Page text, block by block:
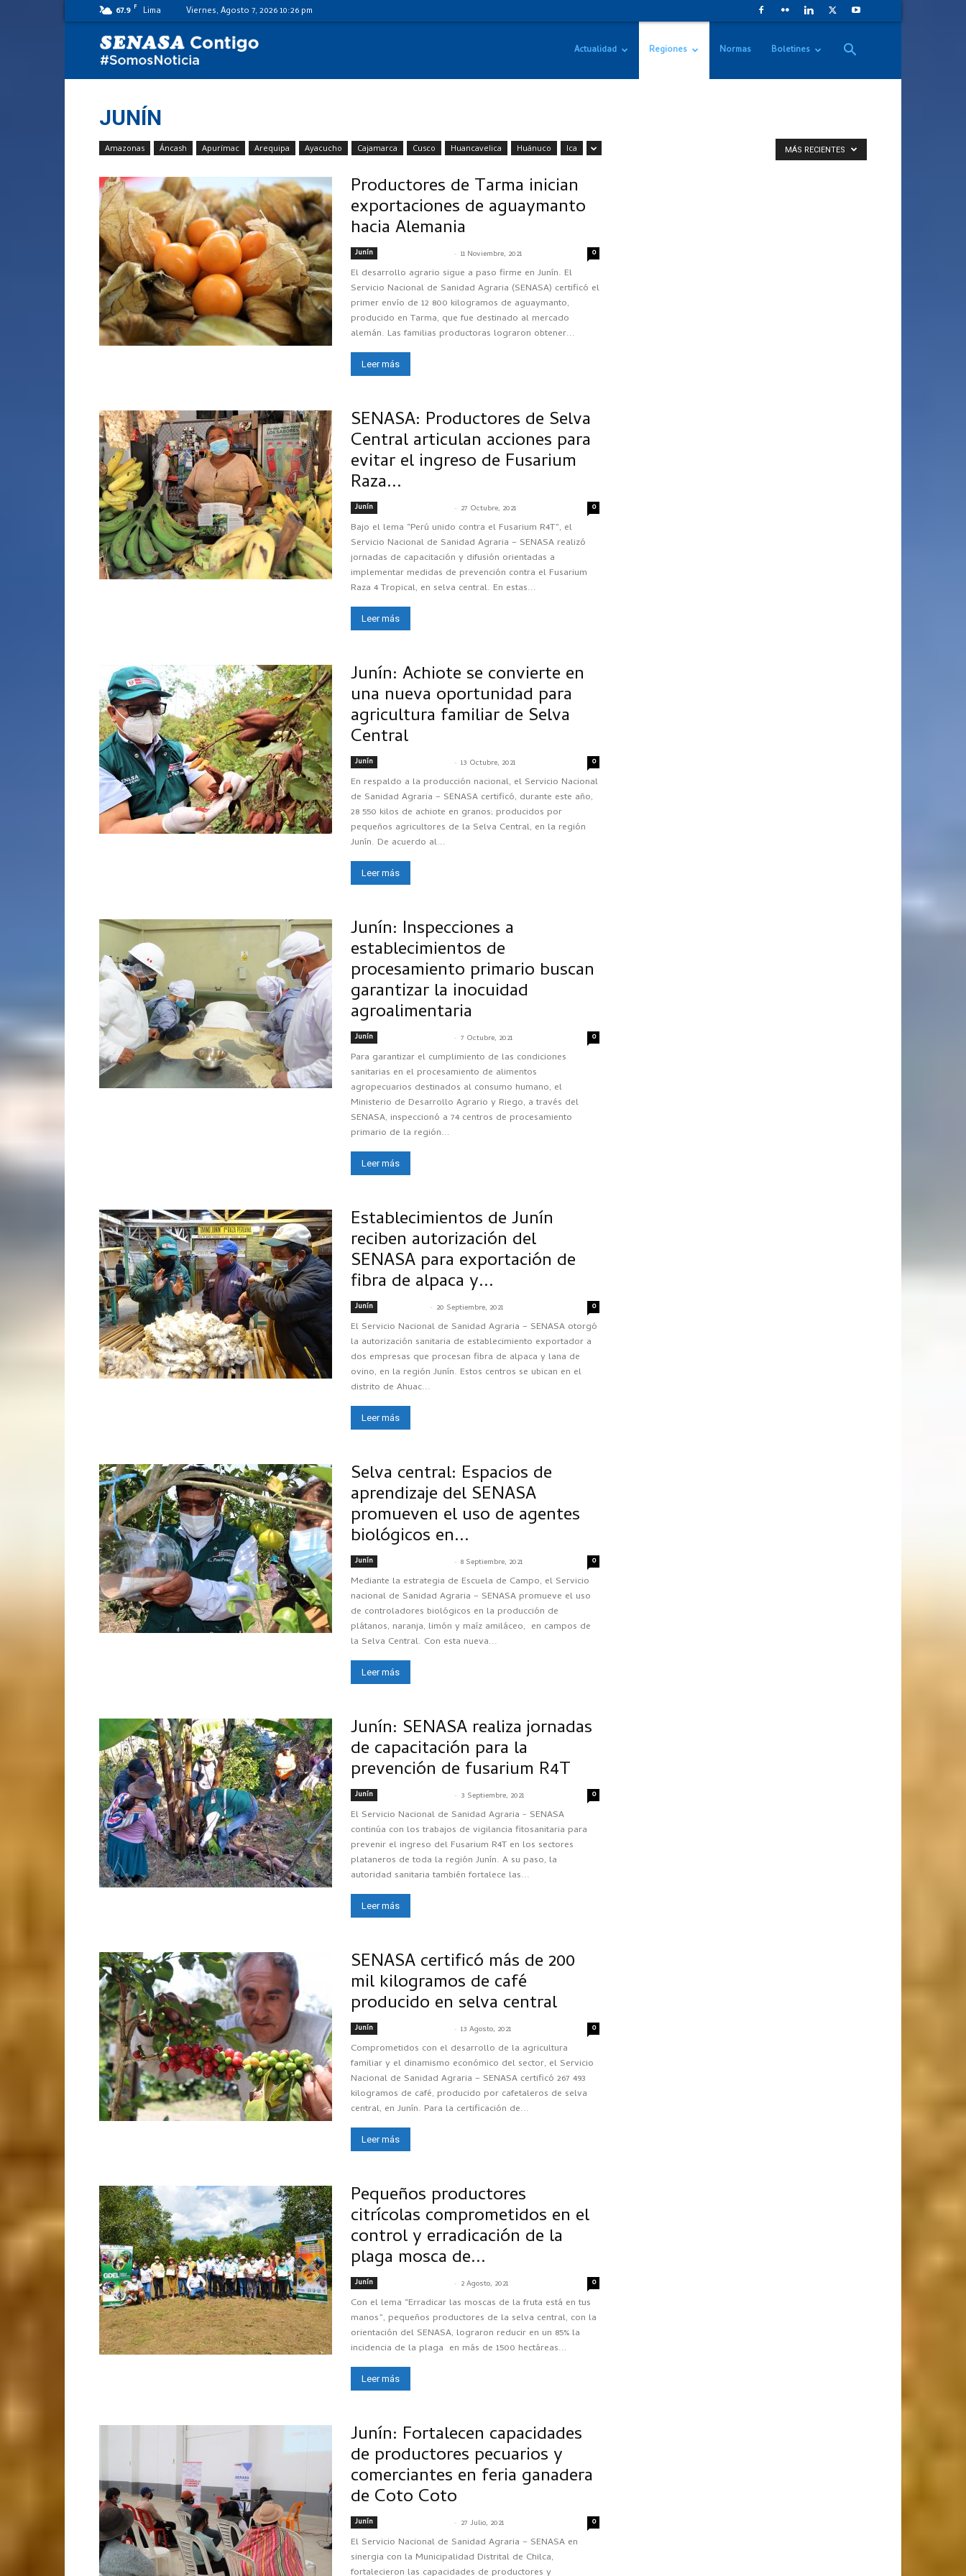
67.9 F Lima Viernes, Agosto 7, 2026 10:26 pm
Actualidad Regiones Normas Boletines
JUNÍN
Amazonas Áncash Apurímac Arequipa Ayacucho Cajamarca Cusco Huancavelica Huánuco Ica MÁS RECIENTES
Productores de Tarma inician
exportaciones de aguaymanto
hacia Alemania
Junín - 11 Noviembre, 2021 0
El desarrollo agrario sigue a paso firme en Junín. El
Servicio Nacional de Sanidad Agraria (SENASA) certificó el
primer envío de 12 800 kilogramos de aguaymanto,
producido en Tarma, que fue destinado al mercado
alemán. Las familias productoras lograron obtener...
Leer más
SENASA: Productores de Selva
Central articulan acciones para
evitar el ingreso de Fusarium
Raza...
Junín - 27 Octubre, 2021 0
Bajo el lema “Perú unido contra el Fusarium R4T”, el
Servicio Nacional de Sanidad Agraria – SENASA realizó
jornadas de capacitación y difusión orientadas a
implementar medidas de prevención contra el Fusarium
Raza 4 Tropical, en selva central. En estas...
Leer más
Junín: Achiote se convierte en
una nueva oportunidad para
agricultura familiar de Selva
Central
Junín - 13 Octubre, 2021 0
En respaldo a la producción nacional, el Servicio Nacional
de Sanidad Agraria – SENASA certificó, durante este año,
28 550 kilos de achiote en granos; producidos por
pequeños agricultores de la Selva Central, en la región
Junín. De acuerdo al...
Leer más
Junín: Inspecciones a
establecimientos de
procesamiento primario buscan
garantizar la inocuidad
agroalimentaria
Junín - 7 Octubre, 2021 0
Para garantizar el cumplimiento de las condiciones
sanitarias en el procesamiento de alimentos
agropecuarios destinados al consumo humano, el
Ministerio de Desarrollo Agrario y Riego, a través del
SENASA, inspeccionó a 74 centros de procesamiento
primario de la región...
Leer más
Establecimientos de Junín
reciben autorización del
SENASA para exportación de
fibra de alpaca y...
Junín - 20 Septiembre, 2021 0
El Servicio Nacional de Sanidad Agraria – SENASA otorgó
la autorización sanitaria de establecimiento exportador a
dos empresas que procesan fibra de alpaca y lana de
ovino, en la región Junín. Estos centros se ubican en el
distrito de Ahuac...
Leer más
Selva central: Espacios de
aprendizaje del SENASA
promueven el uso de agentes
biológicos en...
Junín - 8 Septiembre, 2021 0
Mediante la estrategia de Escuela de Campo, el Servicio
nacional de Sanidad Agraria – SENASA promueve el uso
de controladores biológicos en la producción de
plátanos, naranja, limón y maíz amiláceo, en campos de
la Selva Central. Con esta nueva...
Leer más
Junín: SENASA realiza jornadas
de capacitación para la
prevención de fusarium R4T
Junín - 3 Septiembre, 2021 0
El Servicio Nacional de Sanidad Agraria - SENASA
continúa con los trabajos de vigilancia fitosanitaria para
prevenir el ingreso del Fusarium R4T en los sectores
plataneros de toda la región Junín. A su paso, la
autoridad sanitaria también fortalece las...
Leer más
SENASA certificó más de 200
mil kilogramos de café
producido en selva central
Junín - 13 Agosto, 2021 0
Comprometidos con el desarrollo de la agricultura
familiar y el dinamismo económico del sector, el Servicio
Nacional de Sanidad Agraria – SENASA certificó 267 493
kilogramos de café, producido por cafetaleros de selva
central, en Junín. Para la certificación de...
Leer más
Pequeños productores
citrícolas comprometidos en el
control y erradicación de la
plaga mosca de...
Junín - 2 Agosto, 2021 0
Con el lema “Erradicar las moscas de la fruta está en tus
manos”, pequeños productores de la selva central, con la
orientación del SENASA, lograron reducir en un 85% la
incidencia de la plaga en más de 1500 hectáreas...
Leer más
Junín: Fortalecen capacidades
de productores pecuarios y
comerciantes en feria ganadera
de Coto Coto
Junín - 27 Julio, 2021 0
El Servicio Nacional de Sanidad Agraria – SENASA en
sinergia con la Municipalidad Distrital de Chilca,
fortalecieron las capacidades de productores y